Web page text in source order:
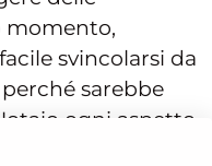
momento,
svincolarsi da
sarebbe
ogni aspetto
dai